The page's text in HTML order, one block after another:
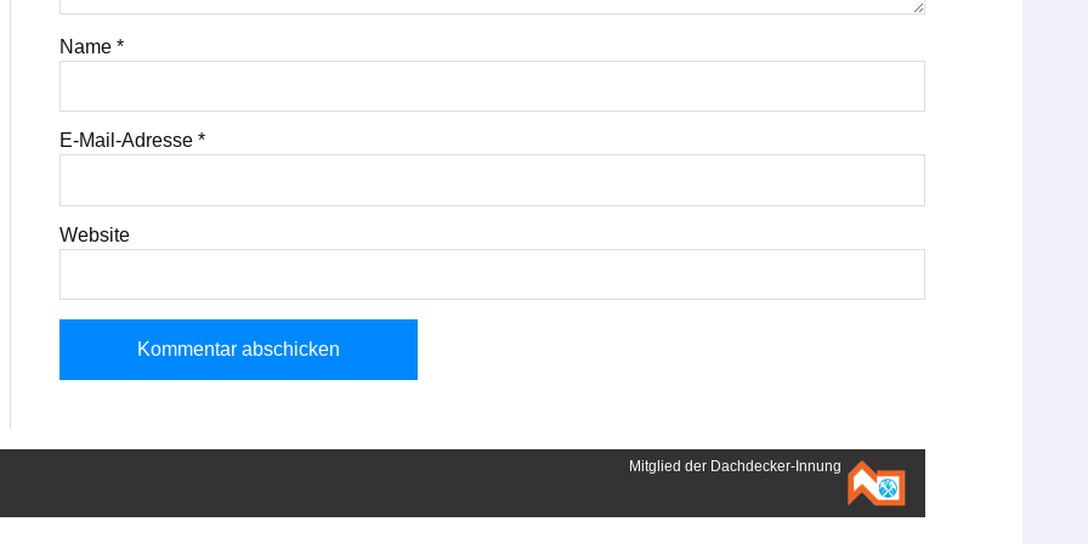
Name *
E-Mail-Adresse *
Website
Mitglied der Dachdecker-Innung